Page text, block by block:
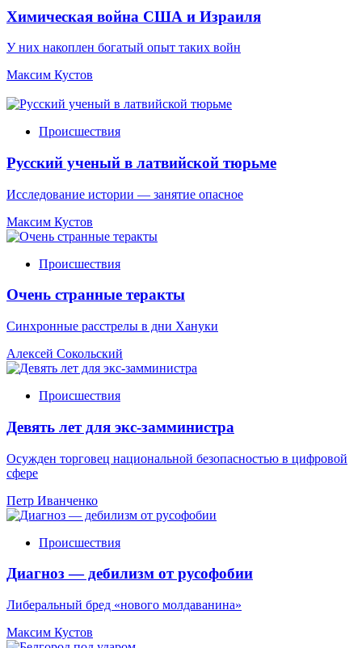
Химическая война США и Израиля
У них накоплен богатый опыт таких войн
Максим Кустов
Происшествия
Русский ученый в латвийской тюрьме
Исследование истории — занятие опасное
Максим Кустов
Происшествия
Очень странные теракты
Синхронные расстрелы в дни Хануки
Алексей Сокольский
Происшествия
Девять лет для экс-замминистра
Осужден торговец национальной безопасностью в цифровой
сфере
Петр Иванченко
Происшествия
Диагноз — дебилизм от русофобии
Либеральный бред «нового молдаванина»
Максим Кустов